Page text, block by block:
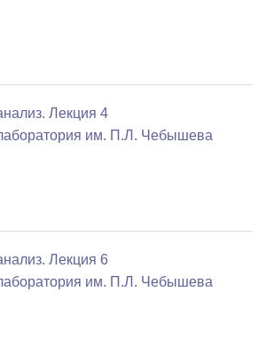
Лекция 4
им. П.Л. Чебышева
Лекция 6
им. П.Л. Чебышева